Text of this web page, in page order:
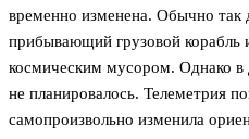
временно изменена. Обычно так
прибывающий грузовой корабль
космическим мусором. Однако в
не планировалось. Телеметрия
самопроизвольно изменила